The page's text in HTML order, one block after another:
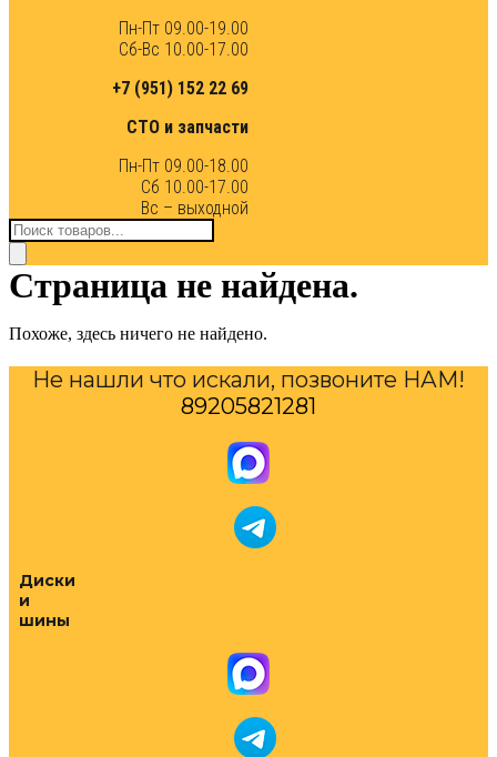
Пн-Пт 09.00-19.00
Сб-Вс 10.00-17.00
+7 (951) 152 22 69
СТО и запчасти
Пн-Пт 09.00-18.00
Сб 10.00-17.00
Вс – выходной
Поиск
товаров
Страница не найдена.
Похоже, здесь ничего не найдено.
Не нашли что искали, позвоните НАМ!
89205821281
Диски
и
шины